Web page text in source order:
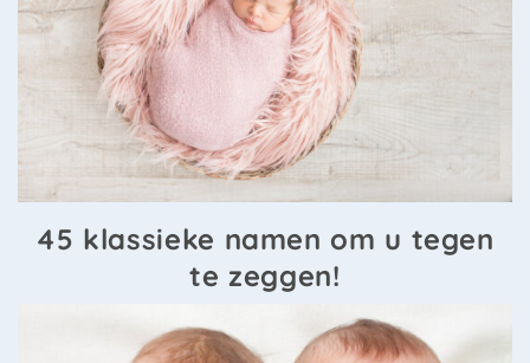
45 klassieke namen om u tegen
te zeggen!